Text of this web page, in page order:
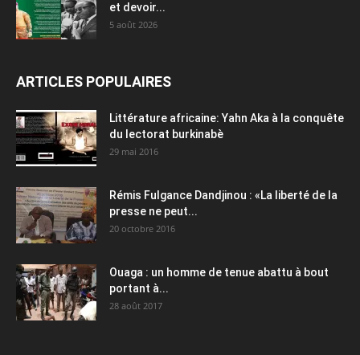
et devoir...
5 août 2026
ARTICLES POPULAIRES
Littérature africaine: Yahn Aka à la conquête
du lectorat burkinabè
29 mai 2016
Rémis Fulgance Dandjinou : «La liberté de la
presse ne peut...
20 octobre 2016
Ouaga : un homme de tenue abattu à bout
portant à...
28 août 2017